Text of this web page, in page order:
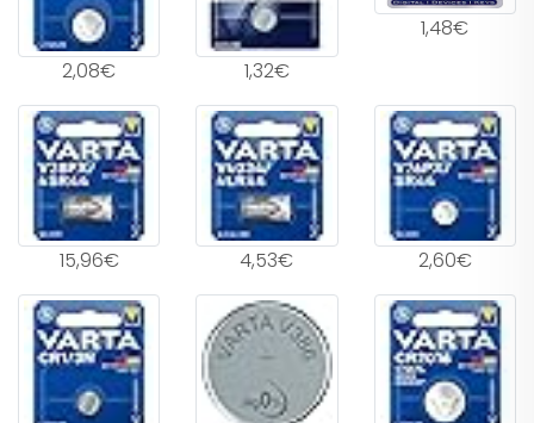
2,08€ 1,32€
1,48€
15,96€ 4,53€ 2,60€